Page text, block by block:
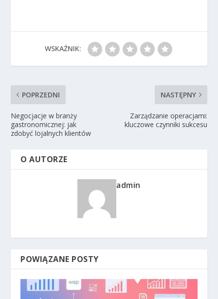
WSKAŹNIK:
POPRZEDNI
Negocjacje w branży
gastronomicznej: jak
zdobyć lojalnych klientów
NASTĘPNY
Zarządzanie operacjami:
kluczowe czynniki sukcesu
O AUTORZE
admin
POWIĄZANE POSTY